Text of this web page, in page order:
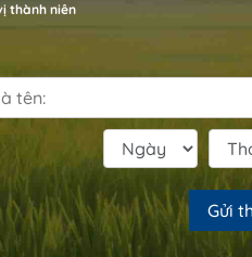
có mùi, vị lạ.
thành niên
Gửi